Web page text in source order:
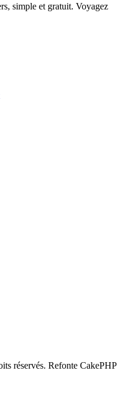
simple et gratuit. Voyagez
réservés. Refonte CakePHP